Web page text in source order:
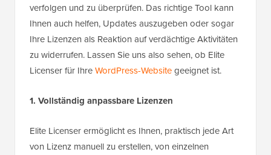
verfolgen und zu überprüfen. Das richtige Tool kann
Ihnen auch helfen, Updates auszugeben oder sogar
Ihre Lizenzen als Reaktion auf verdächtige Aktivitäten
zu widerrufen. Lassen Sie uns also sehen, ob Elite
Licenser für IhreWordPress-Websitegeeignet ist.
1. Vollständig anpassbare Lizenzen
Elite Licenser ermöglicht es Ihnen, praktisch jede Art
von Lizenz manuell zu erstellen, von einzelnen